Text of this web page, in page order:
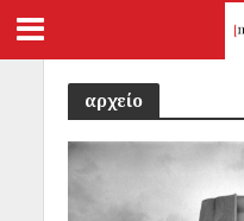
αρχείο